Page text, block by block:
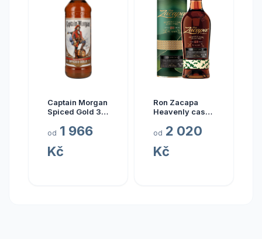
Captain Morgan
Spiced Gold 3l
od 1 966
Kč
Ron Zacapa
Heavenly cask
Alma 23y 40%
od 2 020
Kč